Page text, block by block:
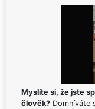
Myslíte si, že jste
člověk? Domníváte